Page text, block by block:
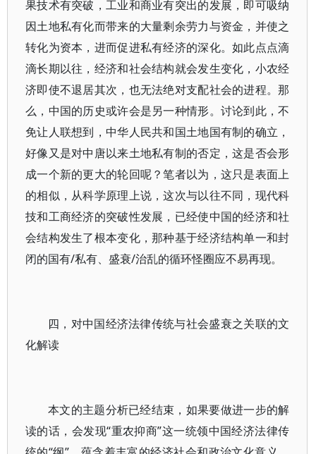
果技术有突破，工业和商业有突出的发展，即可吸纳
因土地私有化而带来的大量剩余劳力与资金，并使之
转化为资本，进而促进私有经济的深化。如此点点滴
滴长期以往，经济和社会结构就会发生变化，小农经
济即使不退居其次，也无法绝对支配社会的进程。那
么，中国的历史或许会是另一种情形。讨论到此，不
免让人联想到，中华人民共和国土地国有制的确立，
好像又是对中唐以来土地私有制的否定，这是否会形
成一个新的更大的轮回呢？笔者以为，这只是表面上
的相似，从科学原理上说，这次与以往不同，现代科
技和工商经济的突破性发展，已经使中国的经济和社
会结构发生了根本变化，那种基于经济结构单一和封
闭的国有/私有、盛衰/治乱的循环怪圈应不易再现。
四，对中国经济法律传统与社会盛衰之关联的文
化解读
本文的主题分析已经结束，如果要做进一步的解
读的话，会发现“重农抑商”这一统领中国经济法律传